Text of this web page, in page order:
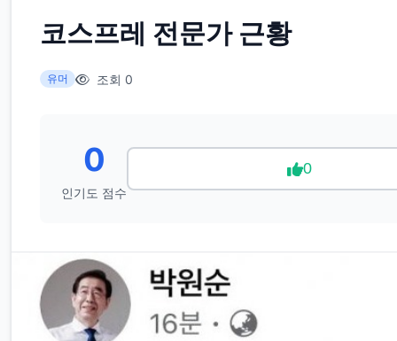
코스프레 전문가 근황
유머 조회 0
0
인기도 점수
0